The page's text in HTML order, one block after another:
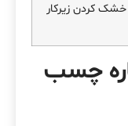
خشک کردن زیرکار
چسب